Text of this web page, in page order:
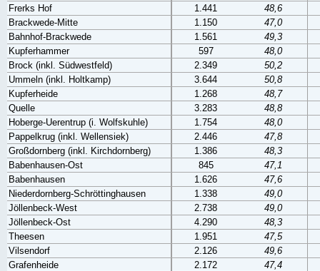
Frerks Hof
1.441
48,6
Brackwede-Mitte
1.150
47,0
Bahnhof-Brackwede
1.561
49,3
Kupferhammer
597
48,0
Brock (inkl. Südwestfeld)
2.349
50,2
Ummeln (inkl. Holtkamp)
3.644
50,8
Kupferheide
1.268
48,7
Quelle
3.283
48,8
Hoberge-Uerentrup (i. Wolfskuhle)
1.754
48,0
Pappelkrug (inkl. Wellensiek)
2.446
47,8
Großdornberg (inkl. Kirchdornberg)
1.386
48,3
Babenhausen-Ost
845
47,1
Babenhausen
1.626
47,6
Niederdornberg-Schröttinghausen
1.338
49,0
Jöllenbeck-West
2.738
49,0
Jöllenbeck-Ost
4.290
48,3
Theesen
1.951
47,5
Vilsendorf
2.126
49,6
Grafenheide
2.172
47,4